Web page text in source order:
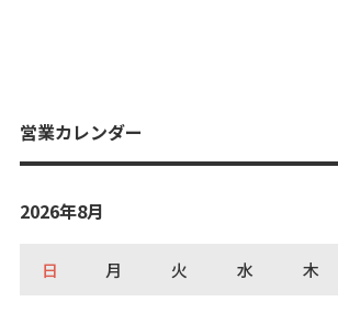
営業カレンダー
2026年8月
日 月 火 水 木